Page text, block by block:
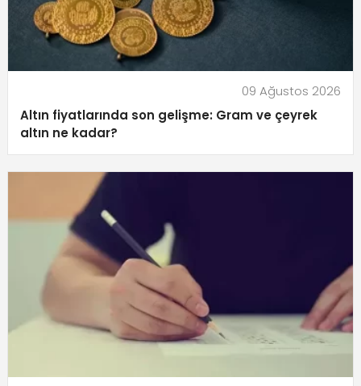
09 Ağustos 2026
Altın fiyatlarında son gelişme: Gram ve çeyrek
altın ne kadar?